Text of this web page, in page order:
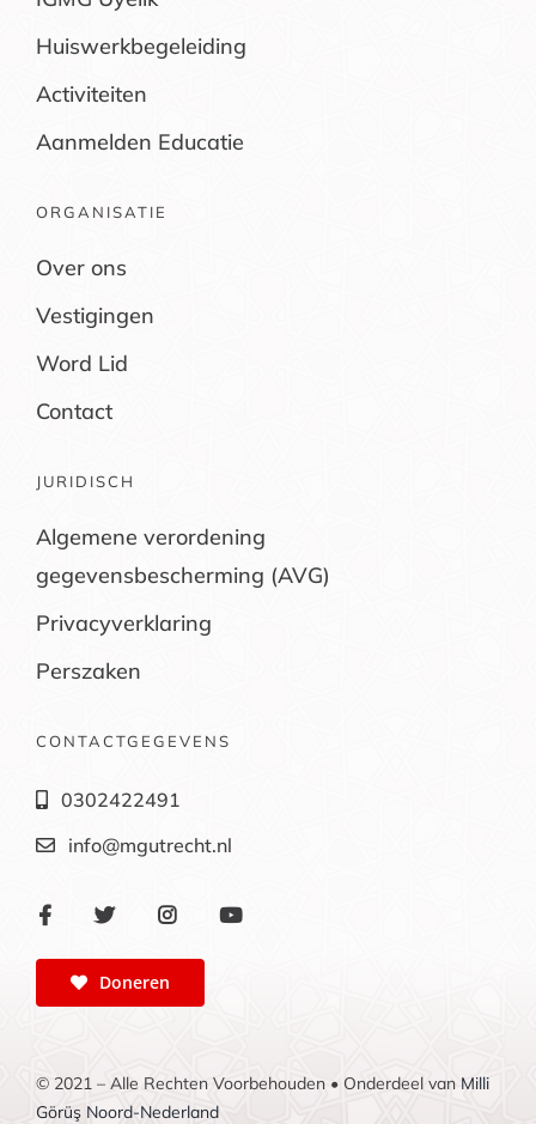
Huiswerkbegeleiding
Activiteiten
Aanmelden Educatie
ORGANISATIE
Over ons
Vestigingen
Word Lid
Contact
JURIDISCH
Algemene verordening
gegevensbescherming (AVG)
Privacyverklaring
Perszaken
CONTACTGEGEVENS
0302422491
info@mgutrecht.nl
Doneren
© 2021 – Alle Rechten Voorbehouden • Onderdeel van Milli
Görüş Noord-Nederland